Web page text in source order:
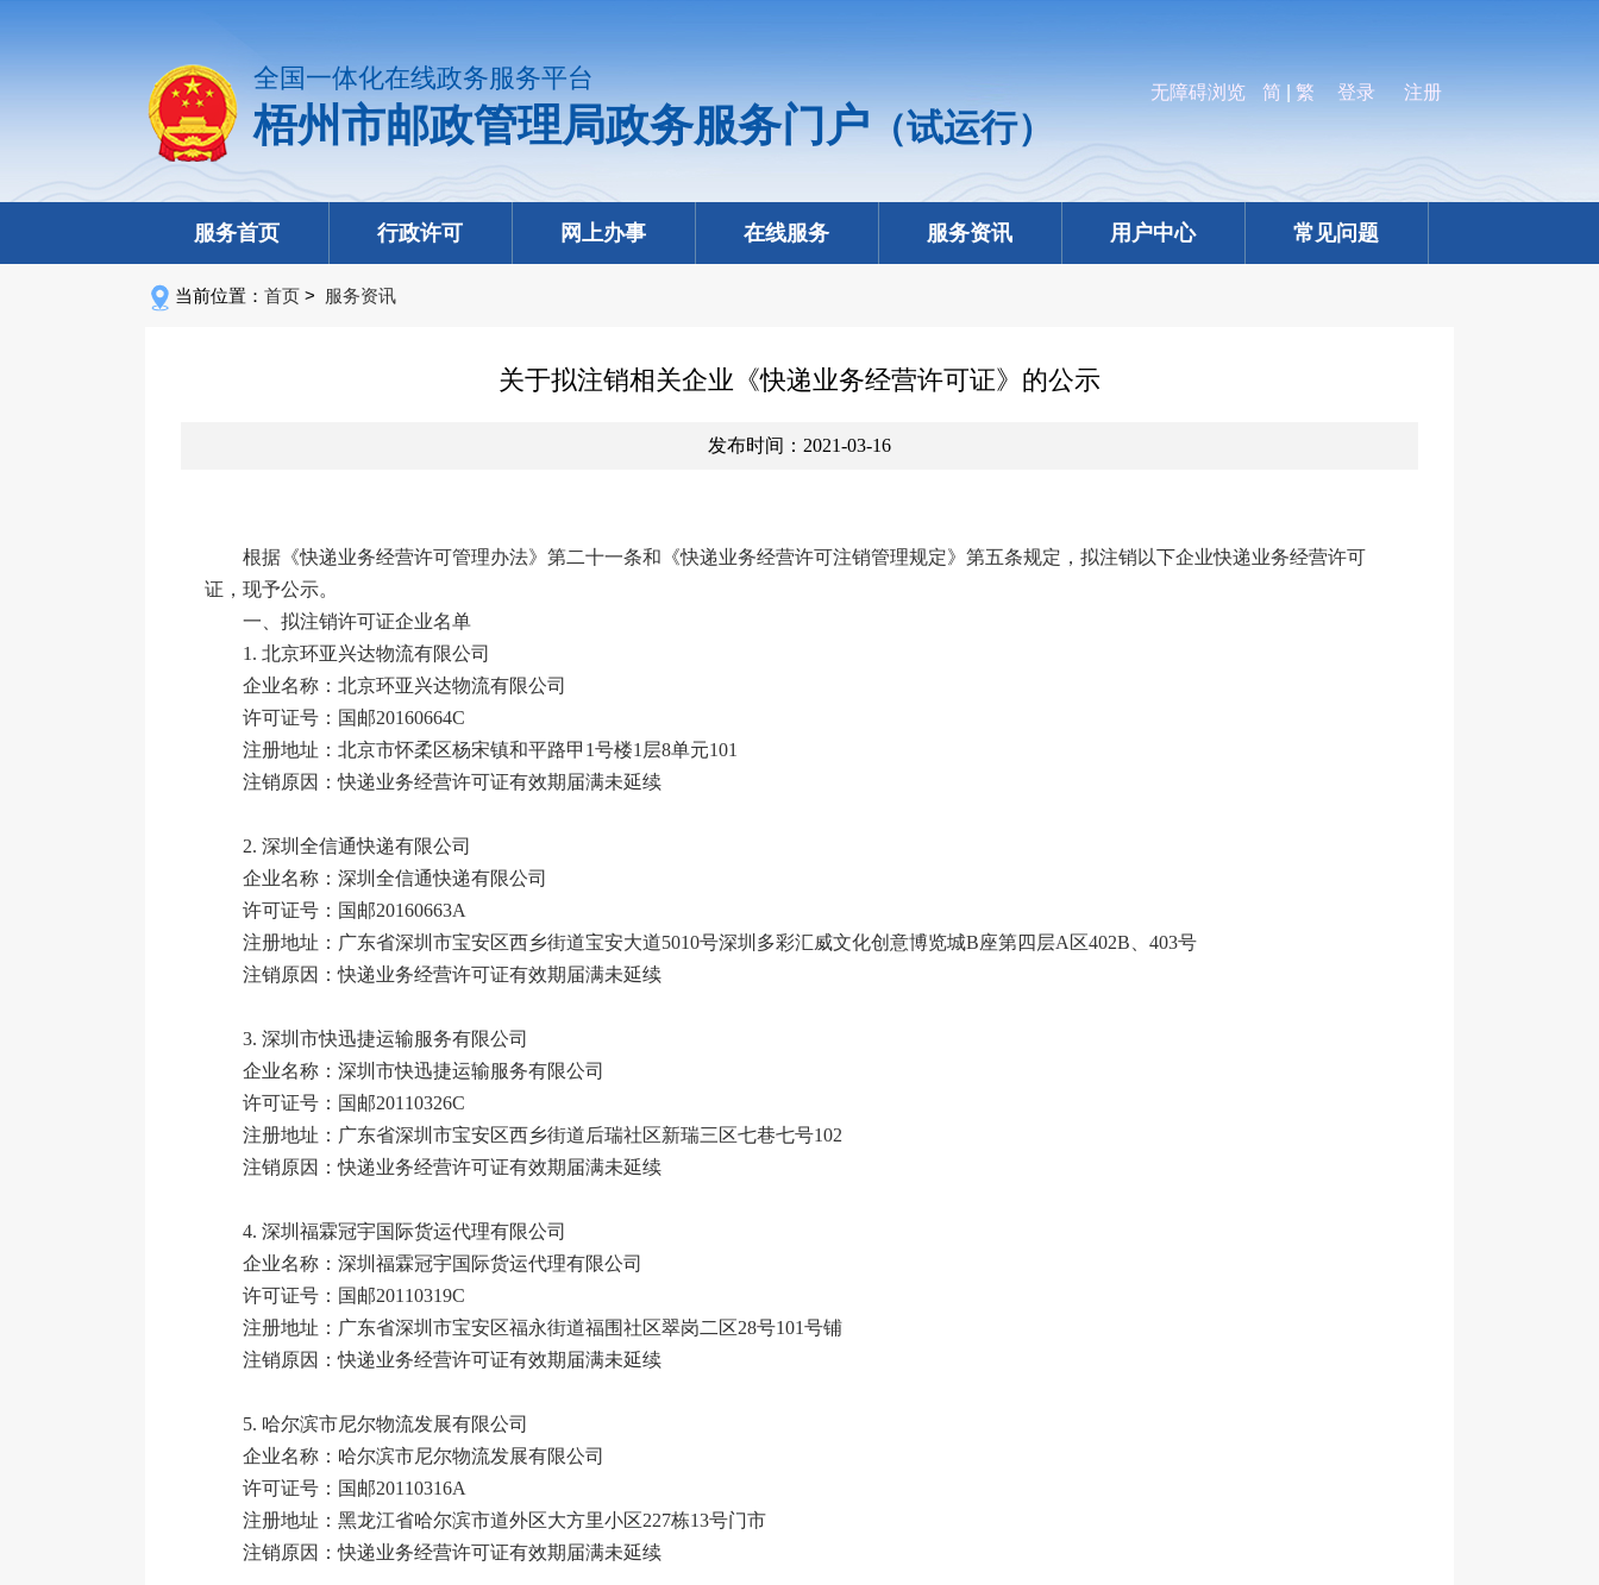
全国一体化在线政务服务平台
梧州市邮政管理局政务服务门户（试运行）
无障碍浏览 简 繁 登录 注册
服务首页 行政许可 网上办事 在线服务 服务资讯 用户中心 常见问题
当前位置： 首页 > 服务资讯
关于拟注销相关企业《快递业务经营许可证》的公示
发布时间：2021-03-16
根据《快递业务经营许可管理办法》第二十一条和《快递业务经营许可注销管理规定》第五条规定，拟注销以下企业快递业务经营许可
证，现予公示。
一、拟注销许可证企业名单
1. 北京环亚兴达物流有限公司
企业名称：北京环亚兴达物流有限公司
许可证号：国邮20160664C
注册地址：北京市怀柔区杨宋镇和平路甲1号楼1层8单元101
注销原因：快递业务经营许可证有效期届满未延续
2. 深圳全信通快递有限公司
企业名称：深圳全信通快递有限公司
许可证号：国邮20160663A
注册地址：广东省深圳市宝安区西乡街道宝安大道5010号深圳多彩汇威文化创意博览城B座第四层A区402B、403号
注销原因：快递业务经营许可证有效期届满未延续
3. 深圳市快迅捷运输服务有限公司
企业名称：深圳市快迅捷运输服务有限公司
许可证号：国邮20110326C
注册地址：广东省深圳市宝安区西乡街道后瑞社区新瑞三区七巷七号102
注销原因：快递业务经营许可证有效期届满未延续
4. 深圳福霖冠宇国际货运代理有限公司
企业名称：深圳福霖冠宇国际货运代理有限公司
许可证号：国邮20110319C
注册地址：广东省深圳市宝安区福永街道福围社区翠岗二区28号101号铺
注销原因：快递业务经营许可证有效期届满未延续
5. 哈尔滨市尼尔物流发展有限公司
企业名称：哈尔滨市尼尔物流发展有限公司
许可证号：国邮20110316A
注册地址：黑龙江省哈尔滨市道外区大方里小区227栋13号门市
注销原因：快递业务经营许可证有效期届满未延续